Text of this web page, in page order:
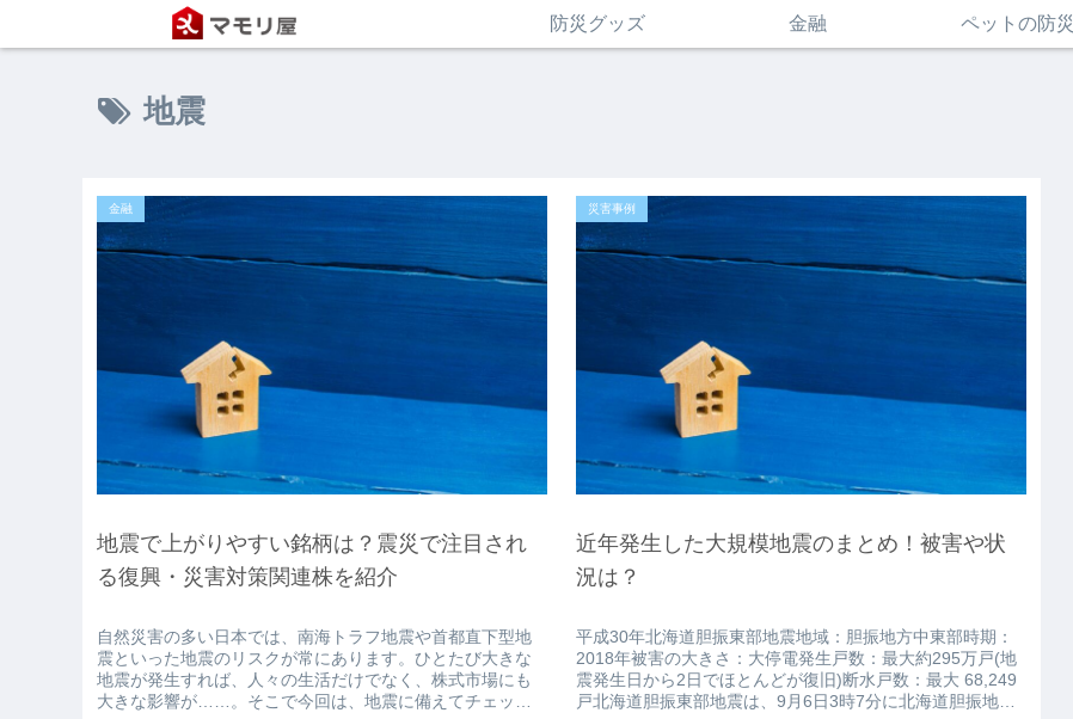
防災グッズ 金融 ペットの防災
地震
金融
地震で上がりやすい銘柄は？震災で注目され
る復興・災害対策関連株を紹介
自然災害の多い日本では、南海トラフ地震や首都直下型地
震といった地震のリスクが常にあります。ひとたび大きな
地震が発生すれば、人々の生活だけでなく、株式市場にも
大きな影響が……。そこで今回は、地震に備えてチェック
災害事例
近年発生した大規模地震のまとめ！被害や状
況は？
平成30年北海道胆振東部地震地域：胆振地方中東部時期：
2018年被害の大きさ：大停電発生戸数：最大約295万戸(地
震発生日から2日でほとんどが復旧)断水戸数：最大 68,249
戸北海道胆振東部地震は、9月6日3時7分に北海道胆振地方